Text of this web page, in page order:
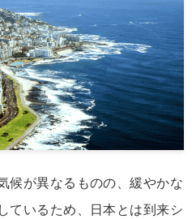
候が異なるものの、緩やかな
ているため、日本とは到来シ